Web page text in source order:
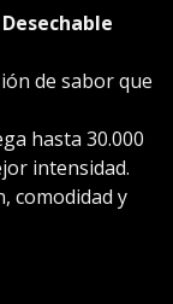
de sabor que
hasta 30.000
intensidad.
comodidad y